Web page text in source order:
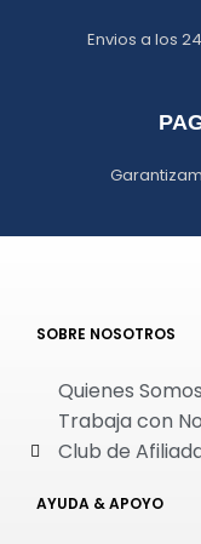
Envios a los
SOBRE NOSOTROS
Quienes Somos
Trabaja con
Club de
AYUDA & APOYO